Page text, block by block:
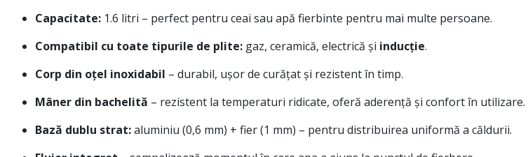
Capacitate: 1.6 litri – perfect pentru ceai sau apă fierbinte pentru mai multe persoane.
Compatibil cu toate tipurile de plite: gaz, ceramică, electrică și inducție.
Corp din oțel inoxidabil – durabil, ușor de curățat și rezistent în timp.
Mâner din bachelită – rezistent la temperaturi ridicate, oferă aderență și confort în utilizare.
Bază dublu strat:aluminiu (0,6 mm) + fier (1 mm) – pentru distribuirea uniformă a căldurii.